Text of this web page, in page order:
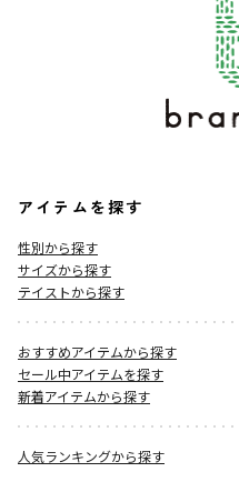
アイテムを探す
性別から探す
サイズから探す
テイストから探す
おすすめアイテムから探す
セール中アイテムを探す
新着アイテムから探す
人気ランキングから探す